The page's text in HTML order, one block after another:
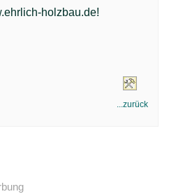
holzbau.de!
...zurück